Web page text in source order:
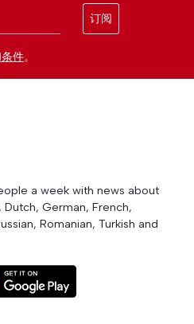
订阅
件。
a week with news about
Dutch, German, French,
Romanian, Turkish and